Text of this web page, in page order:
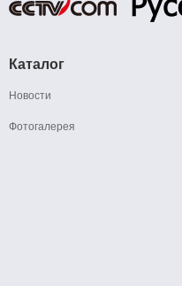
Каталог
Новости
Фотогалерея